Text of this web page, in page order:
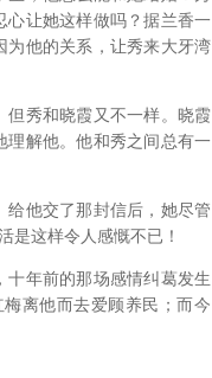
心让她这样做吗？据兰香一
为他的关系，让秀来大牙湾
但秀和晓霞又不一样。晓霞
理解他。他和秀之间总有一
他交了那封信后，她尽管
这样令人感慨不已！
年前的那场感情纠葛发生
离他而去爱顾养民；而今